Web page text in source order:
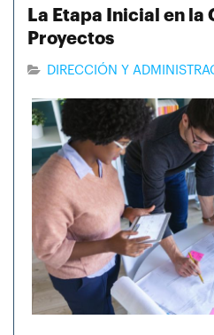
La Etapa Inicial en la
Proyectos
DIRECCIÓN Y